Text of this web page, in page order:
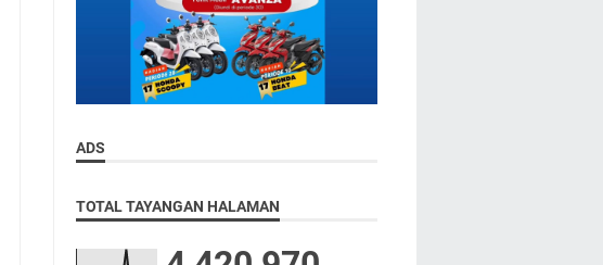
ADS
TOTAL TAYANGAN HALAMAN